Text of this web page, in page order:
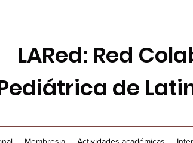
LARed: Red
de